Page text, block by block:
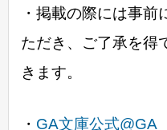
・掲載の際には事
ただき、ご了承を得
きます。
・ GA文庫公式